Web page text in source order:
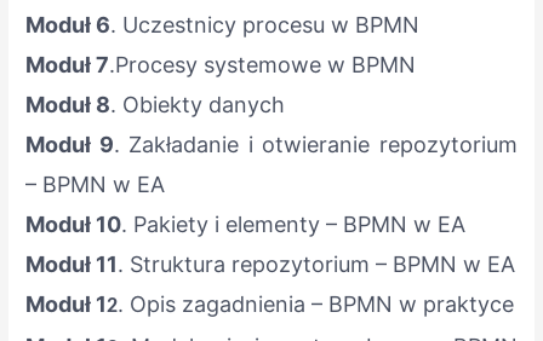
Moduł 6. Uczestnicy procesu w BPMN
Moduł 7.Procesy systemowe w BPMN
Moduł 8. Obiekty danych
Moduł 9. Zakładanie i otwieranie repozytorium
– BPMN w EA
Moduł 10. Pakiety i elementy – BPMN w EA
Moduł 11. Struktura repozytorium – BPMN w EA
Moduł 12. Opis zagadnienia – BPMN w praktyce